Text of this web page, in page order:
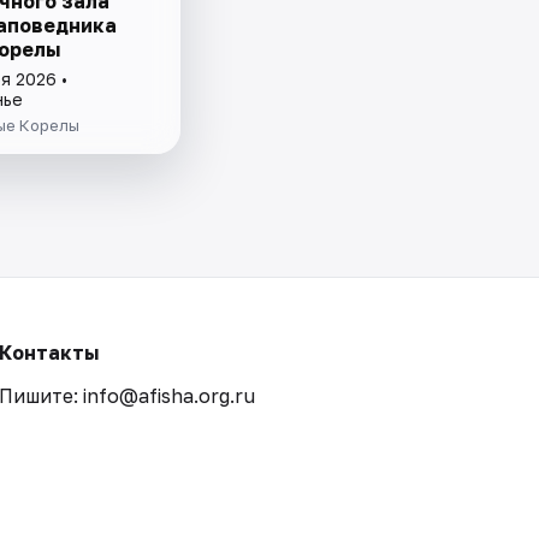
2026 •
Корелы
Контакты
Пишите: info@afisha.org.ru